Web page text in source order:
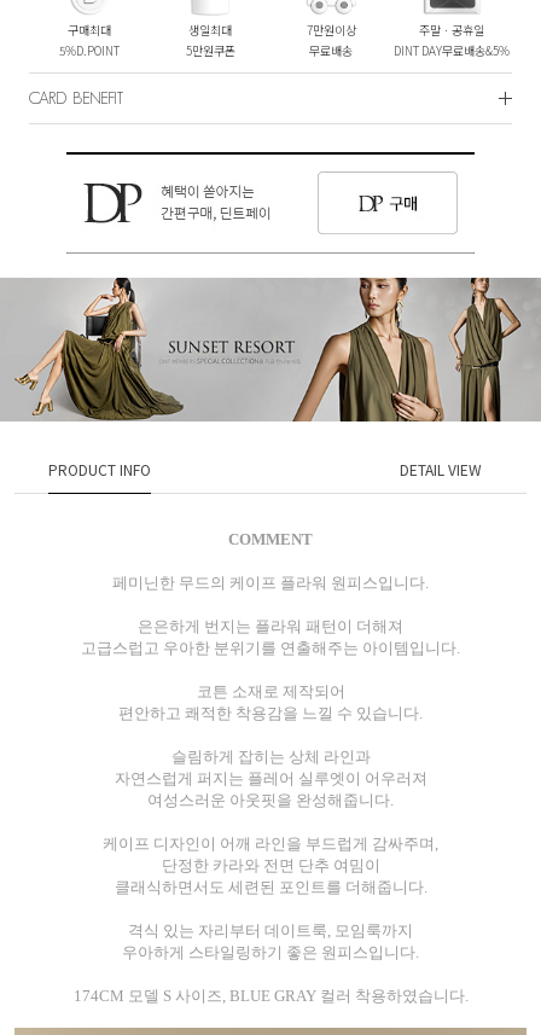
구매최대
5%D.POINT
생일최대
5만원쿠폰
7만원이상
무료배송
주말ㆍ공휴일
DINT DAY무료배송&5%
CARD BENEFIT
PRODUCT INFO DETAIL VIEW
COMMENT
페미닌한 무드의 케이프 플라워 원피스입니다.
은은하게 번지는 플라워 패턴이 더해져
고급스럽고 우아한 분위기를 연출해주는 아이템입니다.
코튼 소재로 제작되어
편안하고 쾌적한 착용감을 느낄 수 있습니다.
슬림하게 잡히는 상체 라인과
자연스럽게 퍼지는 플레어 실루엣이 어우러져
여성스러운 아웃핏을 완성해줍니다.
케이프 디자인이 어깨 라인을 부드럽게 감싸주며,
단정한 카라와 전면 단추 여밈이
클래식하면서도 세련된 포인트를 더해줍니다.
격식 있는 자리부터 데이트룩, 모임룩까지
우아하게 스타일링하기 좋은 원피스입니다.
174CM 모델 S 사이즈, BLUE GRAY 컬러 착용하였습니다.